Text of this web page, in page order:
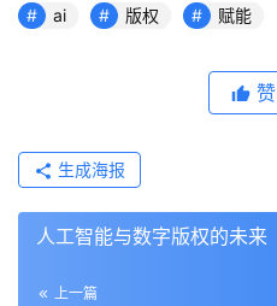
ai 版权 赋能
赞
生成海报
人工智能与数字版权的未来
上一篇